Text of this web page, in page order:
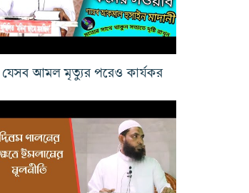
যেসব আমল মৃত্যুর পরেও কার্যকর